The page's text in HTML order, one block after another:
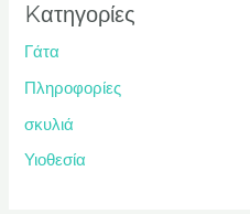
Kατηγορίες
Γάτα
Πληροφορίες
σκυλιά
Υιοθεσία